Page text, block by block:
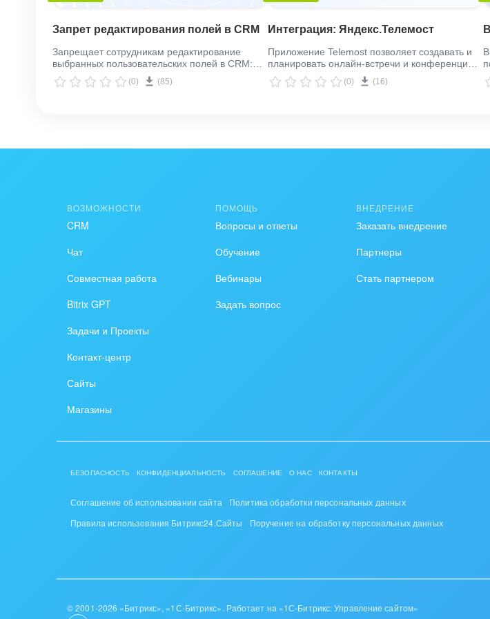
Запрет редактирования полей в CRM
Запрещает сотрудникам редактирование
выбранных пользовательских полей в CRM:
сделки, лиды, контакты, компании
(0) (85)
Интеграция: Яндекс.Телемост
Приложение Telemost позволяет создавать и
планировать онлайн-встречи и конференции
прямо из карточки сделки CRM, в Задачах, в
разделе Автоматизация Битрикс24. Назначать
(0) (16)
ВОЗМОЖНОСТИ
CRM
Чат
Совместная работа
Bitrix GPT
Задачи и Проекты
Контакт-центр
Сайты
Магазины
ПОМОЩЬ
Вопросы и ответы
Обучение
Вебинары
Задать вопрос
ВНЕДРЕНИЕ
Заказать внедрение
Партнеры
Стать партнером
БЕЗОПАСНОСТЬ КОНФИДЕНЦИАЛЬНОСТЬ СОГЛАШЕНИЕ О НАС КОНТАКТЫ
Соглашение об использовании сайта
Политика обработки персональных данных
Правила использования Битрикс24.Сайты
Поручение на обработку персональных данных
© 2001-2026 «Битрикс», «1С-Битрикс». Работает на «1С-Битрикс: Управление сайтом»